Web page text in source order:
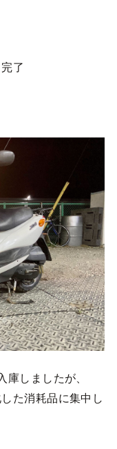
了
庫しましたが、
た消耗品に集中し